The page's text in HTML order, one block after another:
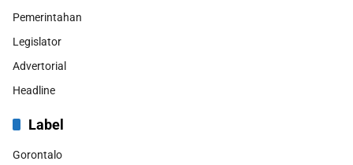
Pemerintahan
Legislator
Advertorial
Headline
Label
Gorontalo